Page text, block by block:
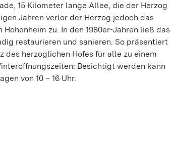
15 Kilometer lange Allee, die der Herzog
Jahren verlor der Herzog jedoch das
zu. In den 1980er-Jahren ließ das
restaurieren und sanieren. So präsentiert
des herzoglichen Hofes für alle zu einem
Besichtigt werden kann
von 10 – 16 Uhr.